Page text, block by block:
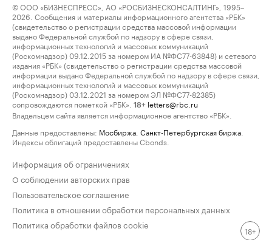
© ООО «БИЗНЕСПРЕСС», АО «РОСБИЗНЕСКОНСАЛТИНГ», 1995–
2026. Сообщения и материалы информационного агентства «РБК»
(свидетельство о регистрации средства массовой информации
выдано Федеральной службой по надзору в сфере связи,
информационных технологий и массовых коммуникаций
(Роскомнадзор) 09.12.2015 за номером ИА №ФС77-63848) и сетевого
издания «РБК» (свидетельство о регистрации средства массовой
информации выдано Федеральной службой по надзору в сфере связи,
информационных технологий и массовых коммуникаций
(Роскомнадзор) 03.12.2021 за номером ЭЛ №ФС77-82385)
сопровождаются пометкой «РБК».
18+ letters@rbc.ru
Владельцем сайта является информационное агентство «РБК».
Данные предоставлены: Мосбиржа Санкт-Петербургская биржа
Индексы облигаций предоставлены Cbonds.
Информация об ограничениях
О соблюдении авторских прав
Пользовательское соглашение
Политика в отношении обработки персональных данных
Политика обработки файлов cookie
18+